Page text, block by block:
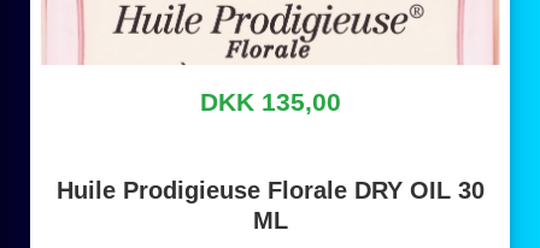
DKK 135,00
Huile Prodigieuse Florale DRY OIL 30
ML